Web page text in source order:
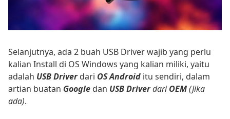
Selanjutnya, ada 2 buah USB Driver wajib yang perlu
kalian Install di OS Windows yang kalian miliki, yaitu
adalah USB Driverdari OS Android itu sendiri, dalam
artian buatan Google dan USB DriverdariOEM(Jika
ada).